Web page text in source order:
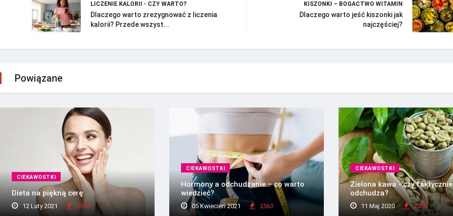
LICZENIE KALORII - CZY WARTO?
Dlaczego warto zrezygnować z liczenia
kalorii? Przede wszyst...
KISZONKI – BOGACTWO WITAMIN
Dlaczego warto jeść kiszonki jak
najczęściej?
Powiązane
CIEKAWOSTKI
Dieta na piękną cerę
12 Luty 2021 2094
CIEKAWOSTKI
Hormony a odchudzanie – co warto
wiedzieć?
05 Kwiecień 2021 2563
CIEKAWOSTKI
Zielona kawa - czy faktycznie
odchudza?
11 Maj 2020 2050